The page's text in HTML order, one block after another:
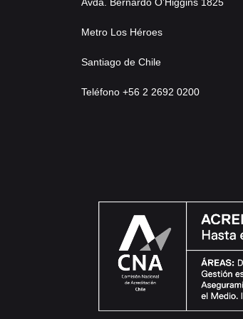
Avda. Bernardo O’Higgins 1825
Metro Los Héroes
Santiago de Chile
Teléfono +56 2 2692 0200